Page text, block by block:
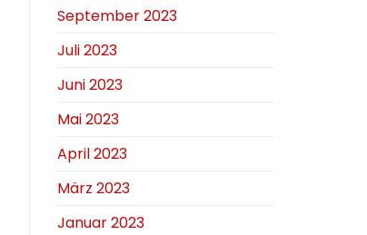
September 2023
Juli 2023
Juni 2023
Mai 2023
April 2023
März 2023
Januar 2023